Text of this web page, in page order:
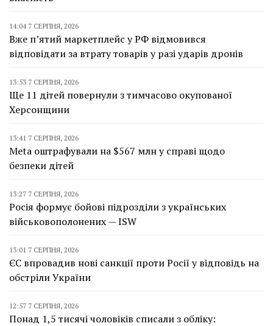
14:04 7 СЕРПНЯ, 2026
Вже п’ятий маркетплейс у РФ відмовився
відповідати за втрату товарів у разі ударів дронів
13:53 7 СЕРПНЯ, 2026
Ще 11 дітей повернули з тимчасово окупованої
Херсонщини
13:41 7 СЕРПНЯ, 2026
Meta оштрафували на $567 млн у справі щодо
безпеки дітей
13:27 7 СЕРПНЯ, 2026
Росія формує бойові підрозділи з українських
військовополонених — ISW
13:01 7 СЕРПНЯ, 2026
ЄС впровадив нові санкції проти Росії у відповідь на
обстріли України
12:57 7 СЕРПНЯ, 2026
Понад 1,5 тисячі чоловіків списали з обліку: